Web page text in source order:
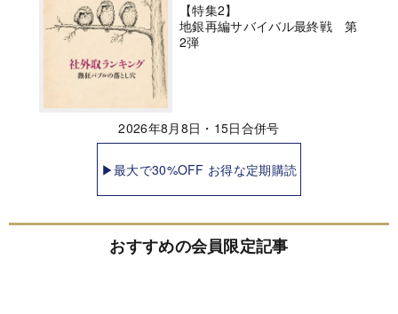
【特集2】
地銀再編サバイバル最終戦 第
2弾
2026年8月8日・15日合併号
▶最大で30%OFF お得な定期購読
おすすめの会員限定記事